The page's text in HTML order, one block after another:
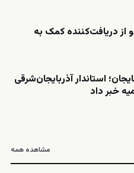
از دریافت‌کننده کمک به
استاندار آذربایجان‌شرقی
خبر داد
مشاهده همه